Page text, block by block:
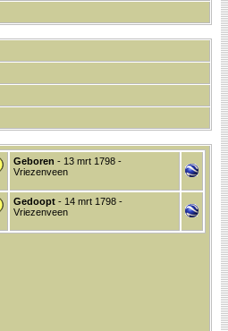
Geboren - 13 mrt 1798 -
Vriezenveen
Gedoopt - 14 mrt 1798 -
Vriezenveen